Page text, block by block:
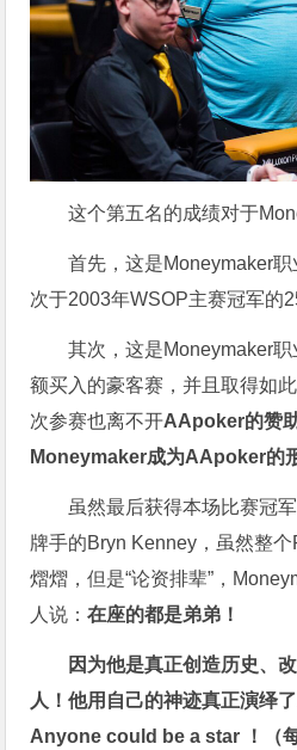
这个第五名的成绩对于
首先，这是Moneymaker
次于2003年WSOP主赛冠军的
其次，这是Moneymaker
额买入的豪客赛，并且取得如
次参赛也离不开AApoker的赞
Moneymaker成为AApoker的
虽然最后获得本场比赛冠
牌手的Bryn Kenney，虽然整
熠熠，但是“论资排辈”，
人说：在座的都是弟弟！
因为他是真正创造历史、
人！他用自己的神迹真正演绎
Anyone could be a star ！（